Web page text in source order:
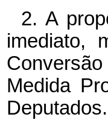
2. A
imediato,
Conversão
Medida
Deputados.